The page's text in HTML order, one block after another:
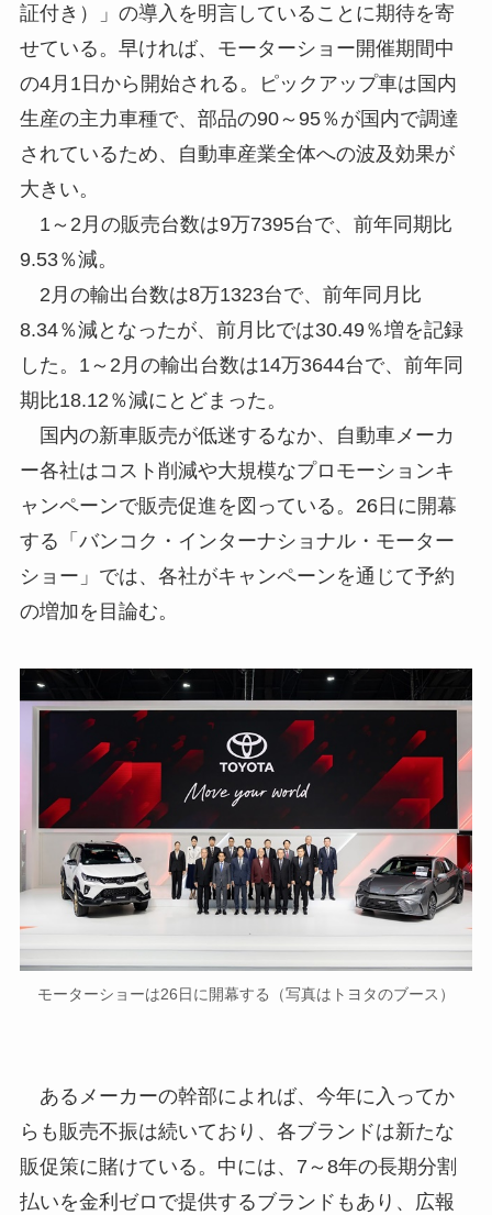
証付き）」の導入を明言していることに期待を寄
せている。早ければ、モーターショー開催期間中
の4月1日から開始される。ピックアップ車は国内
生産の主力車種で、部品の90～95％が国内で調達
されているため、自動車産業全体への波及効果が
大きい。
1～2月の販売台数は9万7395台で、前年同期比
9.53％減。
2月の輸出台数は8万1323台で、前年同月比
8.34％減となったが、前月比では30.49％増を記録
した。1～2月の輸出台数は14万3644台で、前年同
期比18.12％減にとどまった。
国内の新車販売が低迷するなか、自動車メーカ
ー各社はコスト削減や大規模なプロモーションキ
ャンペーンで販売促進を図っている。26日に開幕
する「バンコク・インターナショナル・モーター
ショー」では、各社がキャンペーンを通じて予約
の増加を目論む。
モーターショーは26日に開幕する（写真はトヨタのブース）
あるメーカーの幹部によれば、今年に入ってか
らも販売不振は続いており、各ブランドは新たな
販促策に賭けている。中には、7～8年の長期分割
払いを金利ゼロで提供するブランドもあり、広報